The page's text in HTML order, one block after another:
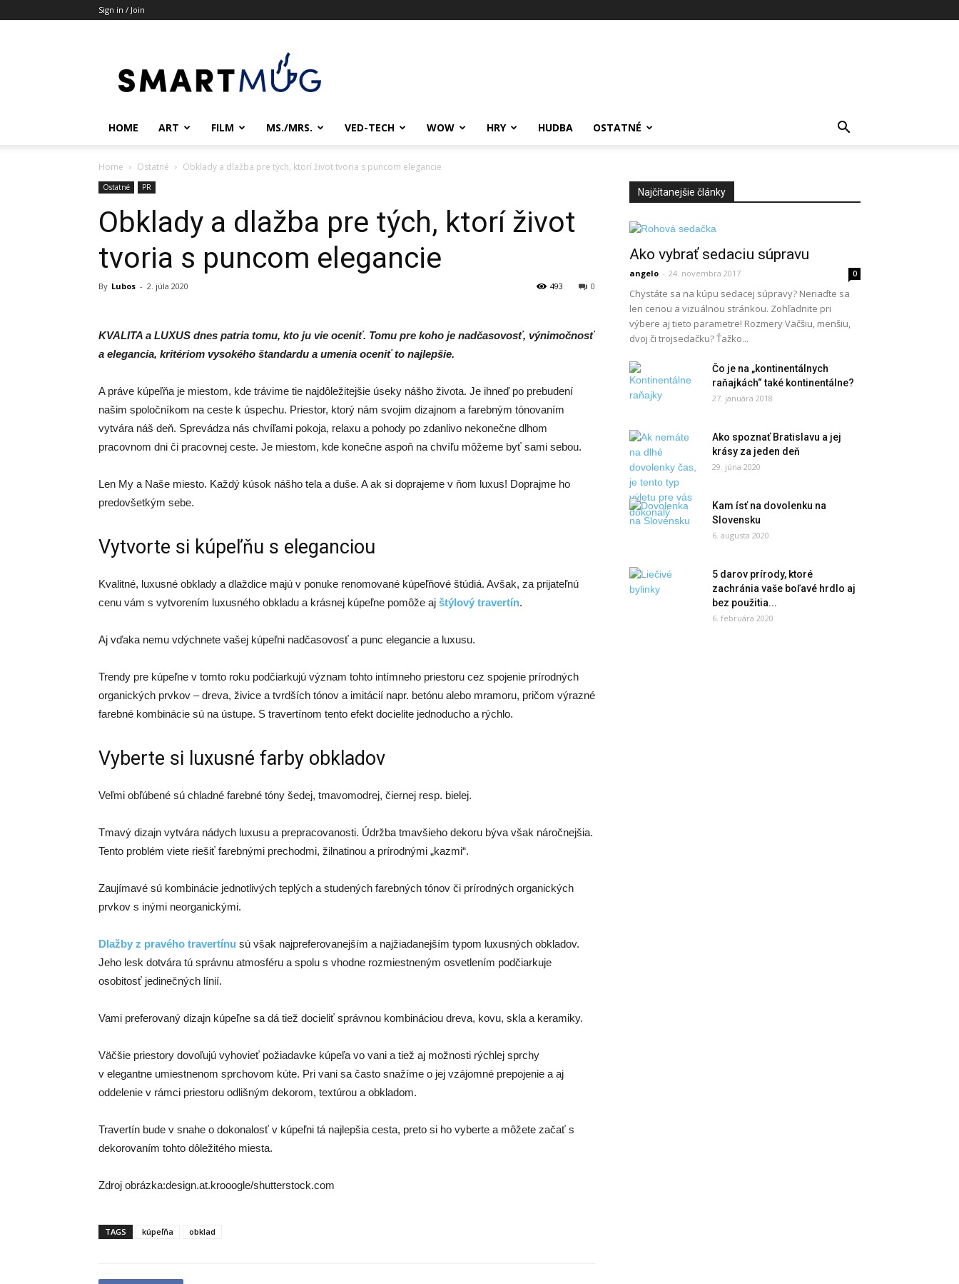
Sign in / Join
HOME ART FILM MS./MRS. VED-TECH WOW HRY HUDBA OSTATNÉ
Home Ostatné Obklady a dlažba pre tých, ktorí život tvoria s puncom elegancie
Ostatné PR
Obklady a dlažba pre tých, ktorí život
tvoria s puncom elegancie
By Lubos - 2. júla 2020 0
493
KVALITA a LUXUS dnes patria tomu, kto ju vie oceniť. Tomu pre koho je nadčasovosť, výnimočnosť
a elegancia, kritériom vysokého štandardu a umenia oceniť to najlepšie.
A práve kúpeľňa je miestom, kde trávime tie najdôležitejšie úseky nášho života. Je ihneď po prebudení
našim spoločníkom na ceste k úspechu. Priestor, ktorý nám svojim dizajnom a farebným tónovaním
vytvára náš deň. Sprevádza nás chvíľami pokoja, relaxu a pohody po zdanlivo nekonečne dlhom
pracovnom dni či pracovnej ceste. Je miestom, kde konečne aspoň na chvíľu môžeme byť sami sebou.
Len My a Naše miesto. Každý kúsok nášho tela a duše. A ak si doprajeme v ňom luxus! Doprajme ho
predovšetkým sebe.
Vytvorte si kúpeľňu s eleganciou
Kvalitné, luxusné obklady a dlaždice majú v ponuke renomované kúpeľňové štúdiá. Avšak, za prijateľnú
cenu vám s vytvorením luxusného obkladu a krásnej kúpeľne pomôže aj štýlový travertín.
Aj vďaka nemu vdýchnete vašej kúpeľni nadčasovosť a punc elegancie a luxusu.
Trendy pre kúpeľne v tomto roku podčiarkujú význam tohto intímneho priestoru cez spojenie prírodných
organických prvkov – dreva, živice a tvrdších tónov a imitácií napr. betónu alebo mramoru, pričom výrazné
farebné kombinácie sú na ústupe. S travertínom tento efekt docielite jednoducho a rýchlo.
Vyberte si luxusné farby obkladov
Veľmi obľúbené sú chladné farebné tóny šedej, tmavomodrej, čiernej resp. bielej.
Tmavý dizajn vytvára nádych luxusu a prepracovanosti. Údržba tmavšieho dekoru býva však náročnejšia.
Tento problém viete riešiť farebnými prechodmi, žilnatinou a prírodnými „kazmi“.
Zaujímavé sú kombinácie jednotlivých teplých a studených farebných tónov či prírodných organických
prvkov s inými neorganickými.
Dlažby z pravého travertínu sú však najpreferovanejším a najžiadanejším typom luxusných obkladov.
Jeho lesk dotvára tú správnu atmosféru a spolu s vhodne rozmiestneným osvetlením podčiarkuje
osobitosť jedinečných línií.
Vami preferovaný dizajn kúpeľne sa dá tiež docieliť správnou kombináciou dreva, kovu, skla a keramiky.
Väčšie priestory dovoľujú vyhovieť požiadavke kúpeľa vo vani a tiež aj možnosti rýchlej sprchy
v elegantne umiestnenom sprchovom kúte. Pri vani sa často snažíme o jej vzájomné prepojenie a aj
oddelenie v rámci priestoru odlišným dekorom, textúrou a obkladom.
Travertín bude v snahe o dokonalosť v kúpeľni tá najlepšia cesta, preto si ho vyberte a môžete začať s
dekorovaním tohto dôležitého miesta.
Zdroj obrázka:design.at.krooogle/shutterstock.com
TAGS kúpeľňa obklad
Najčítanejšie články
Ako vybrať sedaciu súpravu
angelo - 24. novembra 2017 0
Chystáte sa na kúpu sedacej súpravy? Neriaďte sa
len cenou a vizuálnou stránkou. Zohľadnite pri
výbere aj tieto parametre! Rozmery Väčšiu, menšiu,
dvoj či trojsedačku? Ťažko...
Čo je na „kontinentálnych
raňajkách“ také kontinentálne?
27. januára 2018
Ako spoznať Bratislavu a jej
krásy za jeden deň
29. júna 2020
Kam ísť na dovolenku na
Slovensku
6. augusta 2020
5 darov prírody, ktoré
zachránia vaše boľavé hrdlo aj
bez použitia...
6. februára 2020